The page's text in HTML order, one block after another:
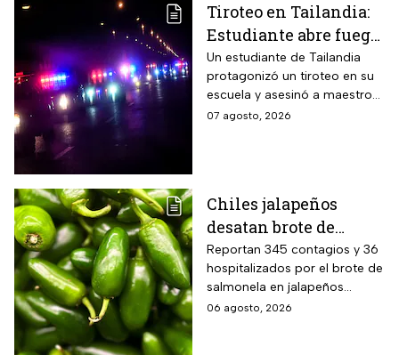
Tiroteo en Tailandia:
Estudiante abre fuego
contra maestros y
alumnos; antes mató a
sus abuelos
Un estudiante de Tailandia
protagonizó un tiroteo en su
escuela y asesinó a maestros
y alumnos
07 agosto, 2026
Chiles jalapeños
desatan brote de
salmonella en 27
estados de EUA
Reportan 345 contagios y 36
hospitalizados por el brote de
salmonela en jalapeños
exportados desde México
06 agosto, 2026